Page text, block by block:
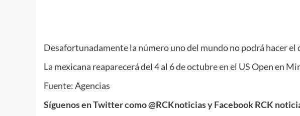
Desafortunadamente la número uno del mundo no podrá hacer
La mexicana reaparecerá del 4 al 6 de octubre en el US Open en
Fuente: Agencias
Síguenos en Twitter como @RCKnoticias y Facebook RCK